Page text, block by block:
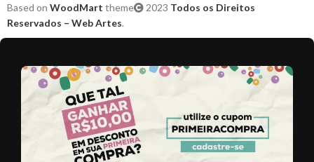
Based on WoodMart theme 2023 Todos os Direitos
Reservados – Web Artes.